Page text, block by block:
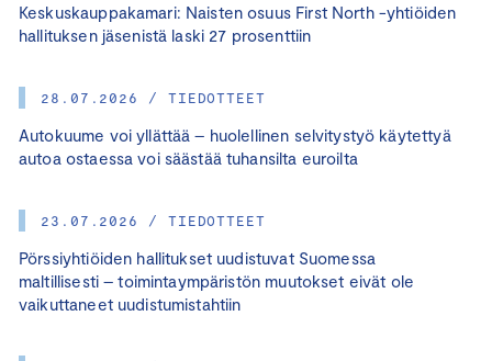
Keskuskauppakamari: Naisten osuus First North -yhtiöiden
hallituksen jäsenistä laski 27 prosenttiin
28.07.2026 / TIEDOTTEET
Autokuume voi yllättää – huolellinen selvitystyö käytettyä
autoa ostaessa voi säästää tuhansilta euroilta
23.07.2026 / TIEDOTTEET
Pörssiyhtiöiden hallitukset uudistuvat Suomessa
maltillisesti – toimintaympäristön muutokset eivät ole
vaikuttaneet uudistumistahtiin